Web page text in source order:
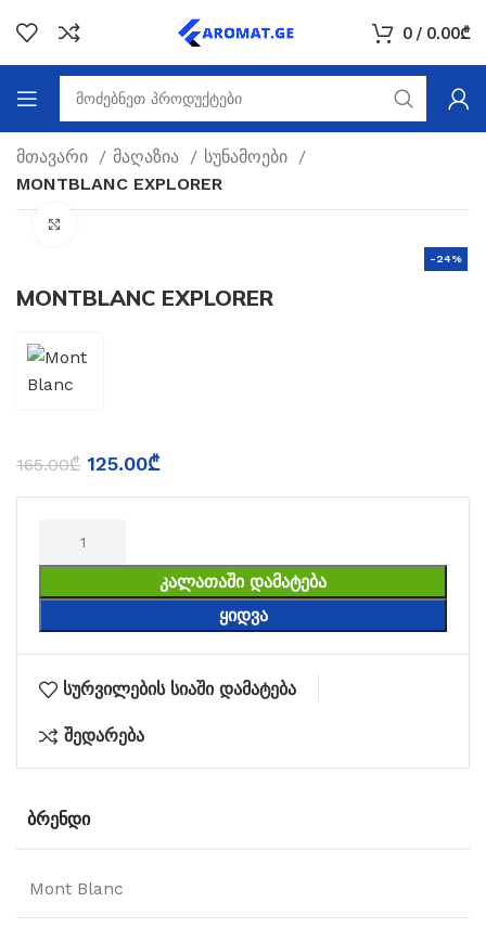
0 / 0.00₾
მთავარი მაღაზია
სუნამოები
MONTBLANC EXPLORER
-24%
MONTBLANC EXPLORER
165.00₾ 125.00₾
ᲙᲐᲚᲐᲗᲐᲨᲘ ᲓᲐᲛᲐᲢᲔᲑᲐ
ᲧᲘᲓᲕᲐ
სურვილების სიაში დამატება
შედარება
ᲑᲠᲔᲜᲓᲘ
Mont Blanc